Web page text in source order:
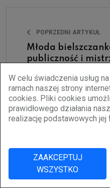
W celu świadczenia usług
ramach naszej strony
cookies. Pliki cookies
prawidłowego działania
realizację podstawowych jej
ZAAKCEPTUJ
WSZYSTKO
POPRZEDNI ARTYKUŁ
Młoda
publiczność i
9 KWIETNIA 2025
Sarni Stok: